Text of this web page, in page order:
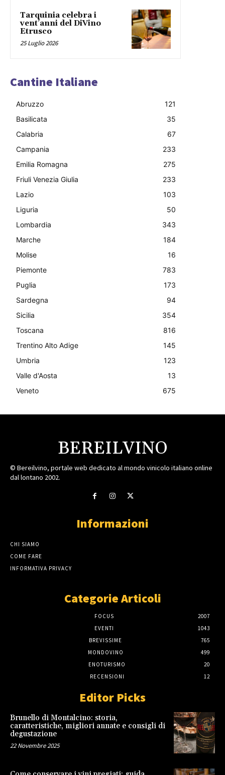
Tarquinia celebra i
vent’anni del DiVino
Etrusco
25 Luglio 2026
Cantine Italiane
Abruzzo
121
Basilicata
35
Calabria
67
Campania
233
Emilia Romagna
275
Friuli Venezia Giulia
233
Lazio
103
Liguria
50
Lombardia
343
Marche
184
Molise
16
Piemonte
783
Puglia
173
Sardegna
94
Sicilia
354
Toscana
816
Trentino Alto Adige
145
Umbria
123
Valle d'Aosta
13
Veneto
675
BEREILVINO
© Bereilvino, portale web dedicato al mondo vinicolo italiano online
dal lontano 2002.
Informazioni
CHI SIAMO
COME FARE
INFORMATIVA PRIVACY
Categorie Articoli
FOCUS
2007
EVENTI
1043
BREVISSIME
765
MONDOVINO
499
ENOTURISMO
20
RECENSIONI
12
Editor Picks
Brunello di Montalcino: storia,
caratteristiche, migliori annate e consigli di
degustazione
22 Novembre 2025